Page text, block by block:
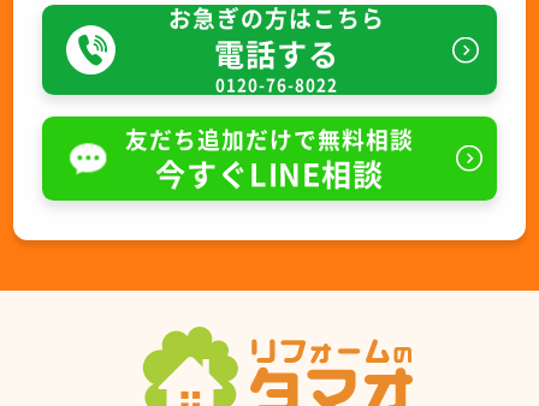
お急ぎの方はこちら
電話する
0120-76-8022
友だち追加だけで無料相談
今すぐLINE相談